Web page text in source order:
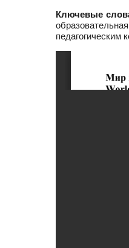
Ключевые
педагогическим